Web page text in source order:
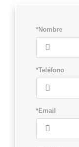
*Nombre
*Teléfono
*Email